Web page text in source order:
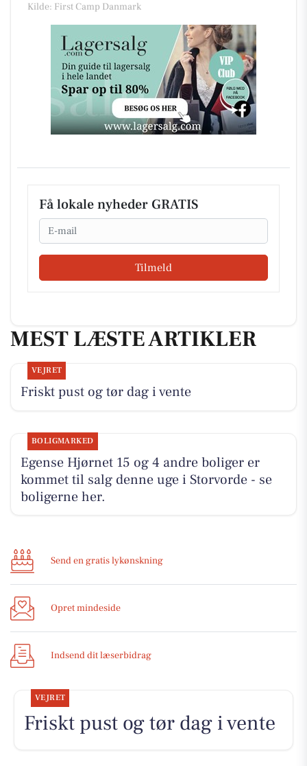
Kilde: First Camp Danmark
Få lokale nyheder GRATIS
Email
Tilmeld
MEST LÆSTE ARTIKLER
VEJRET
Friskt pust og tør dag i vente
BOLIGMARKED
Egense Hjørnet 15 og 4 andre boliger er
kommet til salg denne uge i Storvorde - se
boligerne her.
Send en gratis lykønskning
Opret mindeside
Indsend dit læserbidrag
VEJRET
Friskt pust og tør dag i vente